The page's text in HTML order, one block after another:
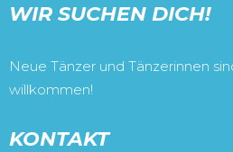
WIR SUCHEN DICH!
Neue Tänzer und Tänzerinnen
willkommen!
KONTAKT